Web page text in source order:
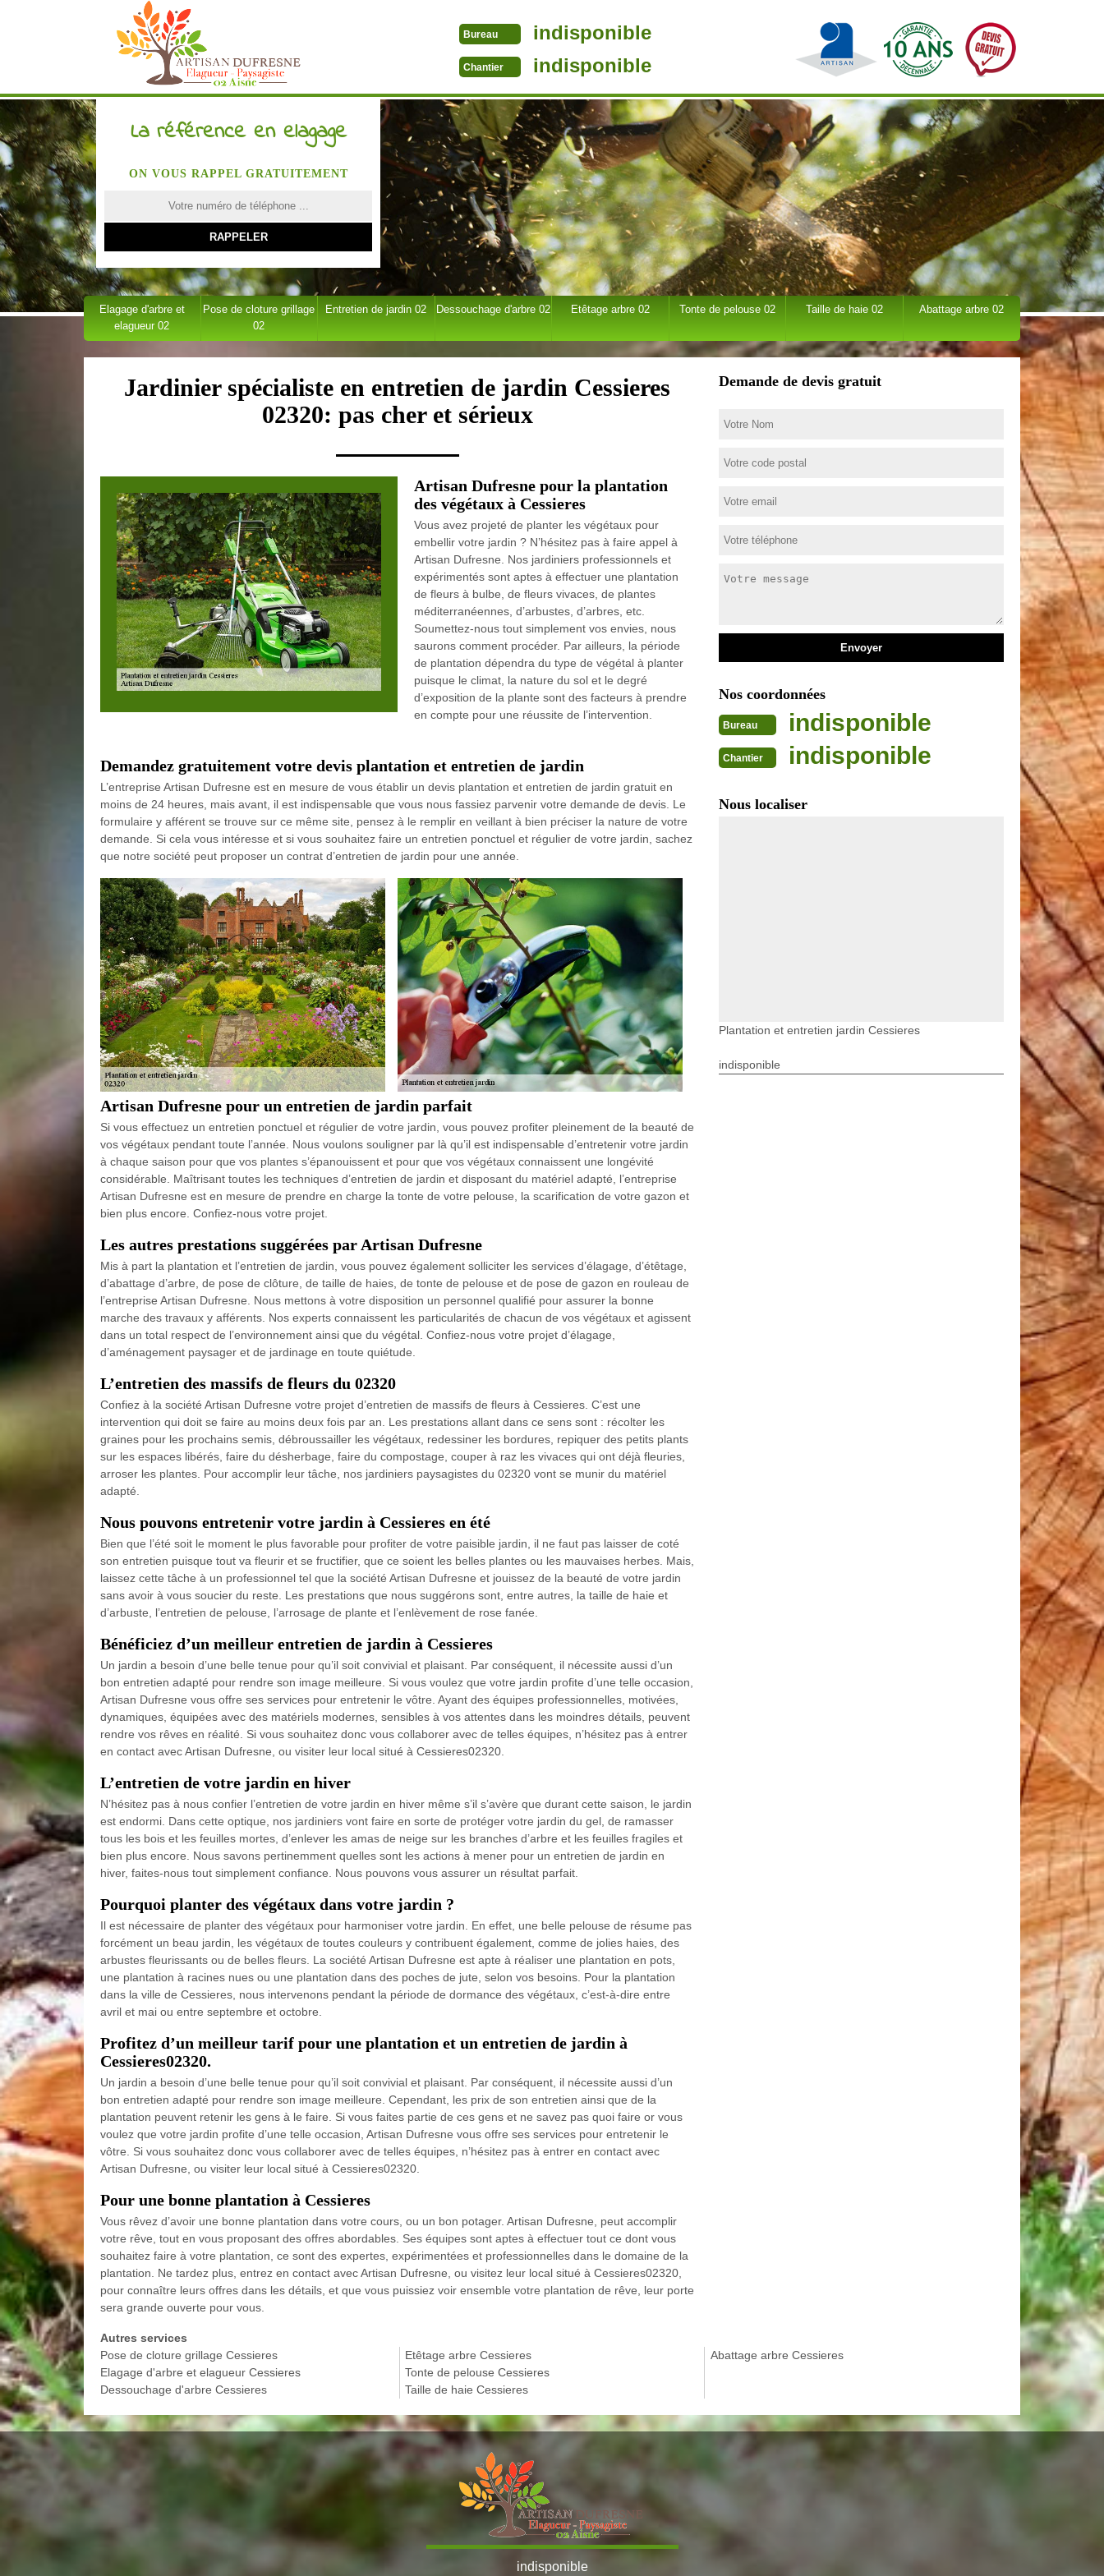
Bureau indisponible
Chantier indisponible
La référence en elagage
ON VOUS RAPPEL GRATUITEMENT
Elagage d'arbre et
elagueur 02
Pose de cloture grillage
02
Entretien de jardin 02 Dessouchage d'arbre 02 Etêtage arbre 02 Tonte de pelouse 02 Taille de haie 02 Abattage arbre 02
Jardinier spécialiste en entretien de jardin Cessieres
02320: pas cher et sérieux
Artisan Dufresne pour la plantation
des végétaux à Cessieres
Vous avez projeté de planter les végétaux pour
embellir votre jardin ? N’hésitez pas à faire appel à
Artisan Dufresne. Nos jardiniers professionnels et
expérimentés sont aptes à effectuer une plantation
de fleurs à bulbe, de fleurs vivaces, de plantes
méditerranéennes, d’arbustes, d’arbres, etc.
Soumettez-nous tout simplement vos envies, nous
saurons comment procéder. Par ailleurs, la période
de plantation dépendra du type de végétal à planter
puisque le climat, la nature du sol et le degré
d’exposition de la plante sont des facteurs à prendre
en compte pour une réussite de l’intervention.
Demandez gratuitement votre devis plantation et entretien de jardin
L’entreprise Artisan Dufresne est en mesure de vous établir un devis plantation et entretien de jardin gratuit en
moins de 24 heures, mais avant, il est indispensable que vous nous fassiez parvenir votre demande de devis. Le
formulaire y afférent se trouve sur ce même site, pensez à le remplir en veillant à bien préciser la nature de votre
demande. Si cela vous intéresse et si vous souhaitez faire un entretien ponctuel et régulier de votre jardin, sachez
que notre société peut proposer un contrat d’entretien de jardin pour une année.
Artisan Dufresne pour un entretien de jardin parfait
Si vous effectuez un entretien ponctuel et régulier de votre jardin, vous pouvez profiter pleinement de la beauté de
vos végétaux pendant toute l’année. Nous voulons souligner par là qu’il est indispensable d’entretenir votre jardin
à chaque saison pour que vos plantes s’épanouissent et pour que vos végétaux connaissent une longévité
considérable. Maîtrisant toutes les techniques d’entretien de jardin et disposant du matériel adapté, l’entreprise
Artisan Dufresne est en mesure de prendre en charge la tonte de votre pelouse, la scarification de votre gazon et
bien plus encore. Confiez-nous votre projet.
Les autres prestations suggérées par Artisan Dufresne
Mis à part la plantation et l’entretien de jardin, vous pouvez également solliciter les services d’élagage, d’étêtage,
d’abattage d’arbre, de pose de clôture, de taille de haies, de tonte de pelouse et de pose de gazon en rouleau de
l’entreprise Artisan Dufresne. Nous mettons à votre disposition un personnel qualifié pour assurer la bonne
marche des travaux y afférents. Nos experts connaissent les particularités de chacun de vos végétaux et agissent
dans un total respect de l’environnement ainsi que du végétal. Confiez-nous votre projet d’élagage,
d’aménagement paysager et de jardinage en toute quiétude.
L’entretien des massifs de fleurs du 02320
Confiez à la société Artisan Dufresne votre projet d’entretien de massifs de fleurs à Cessieres. C’est une
intervention qui doit se faire au moins deux fois par an. Les prestations allant dans ce sens sont : récolter les
graines pour les prochains semis, débroussailler les végétaux, redessiner les bordures, repiquer des petits plants
sur les espaces libérés, faire du désherbage, faire du compostage, couper à raz les vivaces qui ont déjà fleuries,
arroser les plantes. Pour accomplir leur tâche, nos jardiniers paysagistes du 02320 vont se munir du matériel
adapté.
Nous pouvons entretenir votre jardin à Cessieres en été
Bien que l’été soit le moment le plus favorable pour profiter de votre paisible jardin, il ne faut pas laisser de coté
son entretien puisque tout va fleurir et se fructifier, que ce soient les belles plantes ou les mauvaises herbes. Mais,
laissez cette tâche à un professionnel tel que la société Artisan Dufresne et jouissez de la beauté de votre jardin
sans avoir à vous soucier du reste. Les prestations que nous suggérons sont, entre autres, la taille de haie et
d’arbuste, l’entretien de pelouse, l’arrosage de plante et l’enlèvement de rose fanée.
Bénéficiez d’un meilleur entretien de jardin à Cessieres
Un jardin a besoin d’une belle tenue pour qu’il soit convivial et plaisant. Par conséquent, il nécessite aussi d’un
bon entretien adapté pour rendre son image meilleure. Si vous voulez que votre jardin profite d’une telle occasion,
Artisan Dufresne vous offre ses services pour entretenir le vôtre. Ayant des équipes professionnelles, motivées,
dynamiques, équipées avec des matériels modernes, sensibles à vos attentes dans les moindres détails, peuvent
rendre vos rêves en réalité. Si vous souhaitez donc vous collaborer avec de telles équipes, n’hésitez pas à entrer
en contact avec Artisan Dufresne, ou visiter leur local situé à Cessieres02320.
L’entretien de votre jardin en hiver
N’hésitez pas à nous confier l’entretien de votre jardin en hiver même s’il s’avère que durant cette saison, le jardin
est endormi. Dans cette optique, nos jardiniers vont faire en sorte de protéger votre jardin du gel, de ramasser
tous les bois et les feuilles mortes, d’enlever les amas de neige sur les branches d’arbre et les feuilles fragiles et
bien plus encore. Nous savons pertinemment quelles sont les actions à mener pour un entretien de jardin en
hiver, faites-nous tout simplement confiance. Nous pouvons vous assurer un résultat parfait.
Pourquoi planter des végétaux dans votre jardin ?
Il est nécessaire de planter des végétaux pour harmoniser votre jardin. En effet, une belle pelouse de résume pas
forcément un beau jardin, les végétaux de toutes couleurs y contribuent également, comme de jolies haies, des
arbustes fleurissants ou de belles fleurs. La société Artisan Dufresne est apte à réaliser une plantation en pots,
une plantation à racines nues ou une plantation dans des poches de jute, selon vos besoins. Pour la plantation
dans la ville de Cessieres, nous intervenons pendant la période de dormance des végétaux, c’est-à-dire entre
avril et mai ou entre septembre et octobre.
Profitez d’un meilleur tarif pour une plantation et un entretien de jardin à
Cessieres02320.
Un jardin a besoin d’une belle tenue pour qu’il soit convivial et plaisant. Par conséquent, il nécessite aussi d’un
bon entretien adapté pour rendre son image meilleure. Cependant, les prix de son entretien ainsi que de la
plantation peuvent retenir les gens à le faire. Si vous faites partie de ces gens et ne savez pas quoi faire or vous
voulez que votre jardin profite d’une telle occasion, Artisan Dufresne vous offre ses services pour entretenir le
vôtre. Si vous souhaitez donc vous collaborer avec de telles équipes, n’hésitez pas à entrer en contact avec
Artisan Dufresne, ou visiter leur local situé à Cessieres02320.
Pour une bonne plantation à Cessieres
Vous rêvez d’avoir une bonne plantation dans votre cours, ou un bon potager. Artisan Dufresne, peut accomplir
votre rêve, tout en vous proposant des offres abordables. Ses équipes sont aptes à effectuer tout ce dont vous
souhaitez faire à votre plantation, ce sont des expertes, expérimentées et professionnelles dans le domaine de la
plantation. Ne tardez plus, entrez en contact avec Artisan Dufresne, ou visitez leur local situé à Cessieres02320,
pour connaître leurs offres dans les détails, et que vous puissiez voir ensemble votre plantation de rêve, leur porte
sera grande ouverte pour vous.
Demande de devis gratuit
Nos coordonnées
Bureau indisponible
Chantier indisponible
Nous localiser
Plantation et entretien jardin Cessieres
indisponible
Autres services
Pose de cloture grillage Cessieres
Elagage d'arbre et elagueur Cessieres
Dessouchage d'arbre Cessieres
Etêtage arbre Cessieres
Tonte de pelouse Cessieres
Taille de haie Cessieres
Abattage arbre Cessieres
indisponible